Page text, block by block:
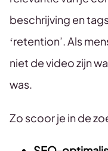
beschrijving en
‘retention’. Als
niet de video zijn
was.
Zo scoor je in de